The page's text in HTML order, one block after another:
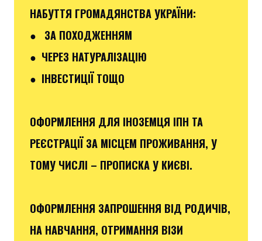
НАБУТТЯ ГРОМАДЯНСТВА УКРАЇНИ:
● ЗА ПОХОДЖЕННЯМ
● ЧЕРЕЗ НАТУРАЛІЗАЦІЮ
● ІНВЕСТИЦІЇ ТОЩО
ОФОРМЛЕННЯ ДЛЯ ІНОЗЕМЦЯ ІПН ТА
РЕЄСТРАЦІЇ ЗА МІСЦЕМ ПРОЖИВАННЯ, У
ТОМУ ЧИСЛІ – ПРОПИСКА У КИЄВІ.
ОФОРМЛЕННЯ ЗАПРОШЕННЯ ВІД РОДИЧІВ,
НА НАВЧАННЯ, ОТРИМАННЯ ВІЗИ